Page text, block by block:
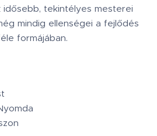
tekintélyes mesterei
mindig ellenségei a fejlődés
formájában.